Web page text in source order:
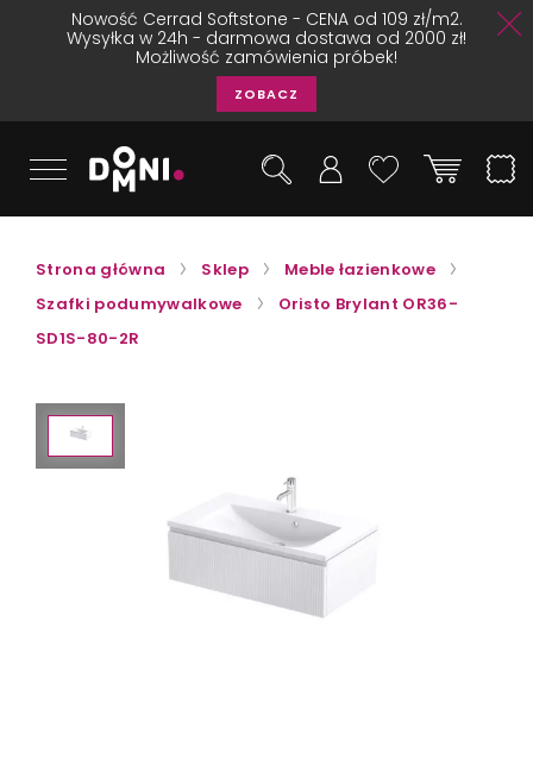
Nowość Cerrad Softstone - CENA od 109 zł/m2.
Wysyłka w 24h - darmowa dostawa od 2000 zł!
Możliwość zamówienia próbek!
ZOBACZ
Strona główna Sklep
Meble łazienkowe
Szafki podumywalkowe
Oristo Brylant OR36-
SD1S-80-2R